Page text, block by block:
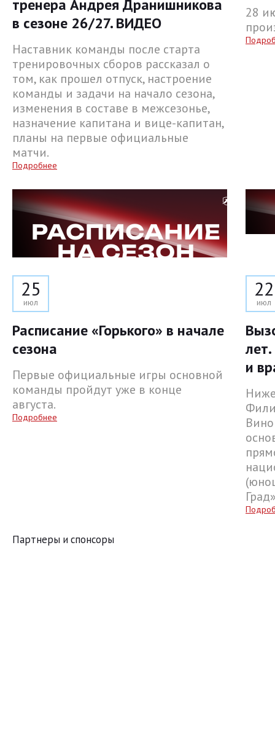
тренера Андрея Дранишникова
в сезоне 26/27. ВИДЕО
Наставник команды после старта
тренировочных сборов рассказал о
том, как прошел отпуск, настроение
команды и задачи на начало сезона,
изменения в составе в межсезонье,
назначение капитана и вице-капитан,
планы на первые официальные
матчи.
Подробнее
28
25
июл
Расписание «Горького» в начале
сезона
Первые официальные игры основной
команды пройдут уже в конце
августа.
Подробнее
22
июл
и
Партнеры и спонсоры